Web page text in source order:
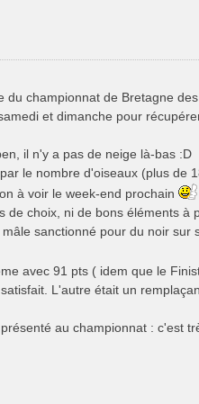
championnat de Bretagne
et dimanche pour
il n'y a pas de neige là-bas :D
le nombre d'oiseaux (plus de
à voir le week-end prochain
choix, ni de bons éléments à
sanctionné pour du noir sur
avec 91 pts ( idem que le
L'autre était un
au championnat : c'est